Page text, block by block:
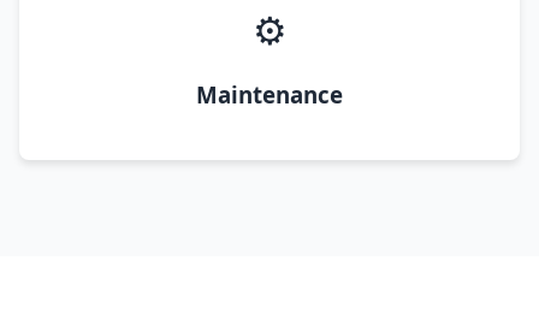
⚙️
Maintenance